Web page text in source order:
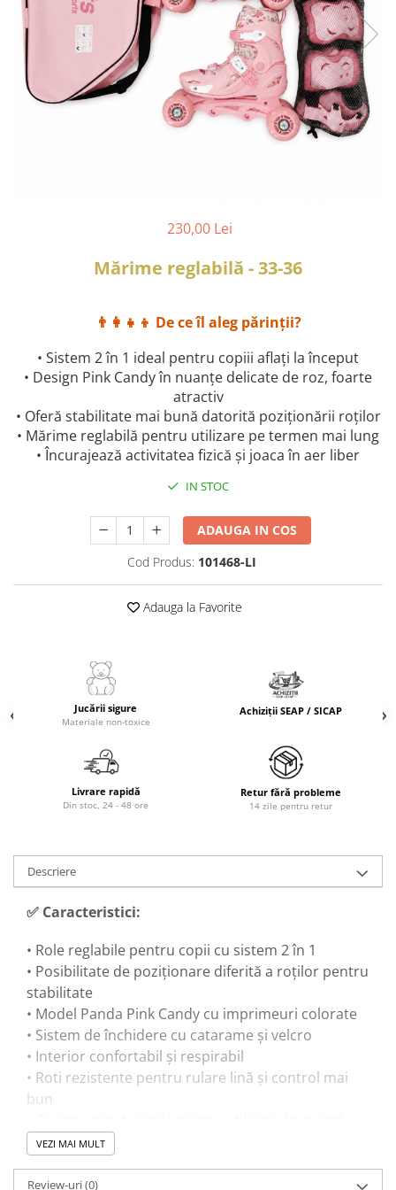
230,00 Lei
Mărime reglabilă - 33-36
👨‍👩‍👧‍👦 De ce îl aleg părinții?
• Sistem 2 în 1 ideal pentru copiii aflați la început
• Design Pink Candy în nuanțe delicate de roz, foarte
atractiv
• Oferă stabilitate mai bună datorită poziționării roților
• Mărime reglabilă pentru utilizare pe termen mai lung
• Încurajează activitatea fizică și joaca în aer liber
IN STOC
ADAUGA IN COS
Cod Produs: 101468-LI
Adauga la Favorite
Jucării sigure
Materiale non-toxice
Achiziții SEAP / SICAP
Livrare rapidă
Din stoc, 24 - 48 ore
Retur fără probleme
14 zile pentru retur
Descriere
✅ Caracteristici:
• Role reglabile pentru copii cu sistem 2 în 1
• Posibilitate de poziționare diferită a roților pentru
stabilitate
• Model Panda Pink Candy cu imprimeuri colorate
• Sistem de închidere cu catarame și velcro
• Interior confortabil și respirabil
• Roti rezistente pentru rulare lină și control mai
bun
• Potrivite pentru activități recreative în aer liber
VEZI MAI MULT
Review-uri(0)